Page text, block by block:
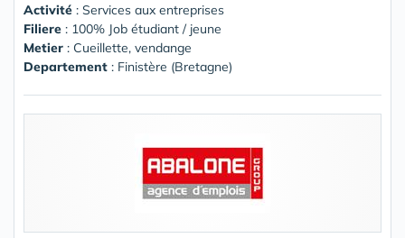
Activité : Services aux entreprises
Filiere : 100% Job étudiant / jeune
Metier : Cueillette, vendange
Departement : Finistère (Bretagne)